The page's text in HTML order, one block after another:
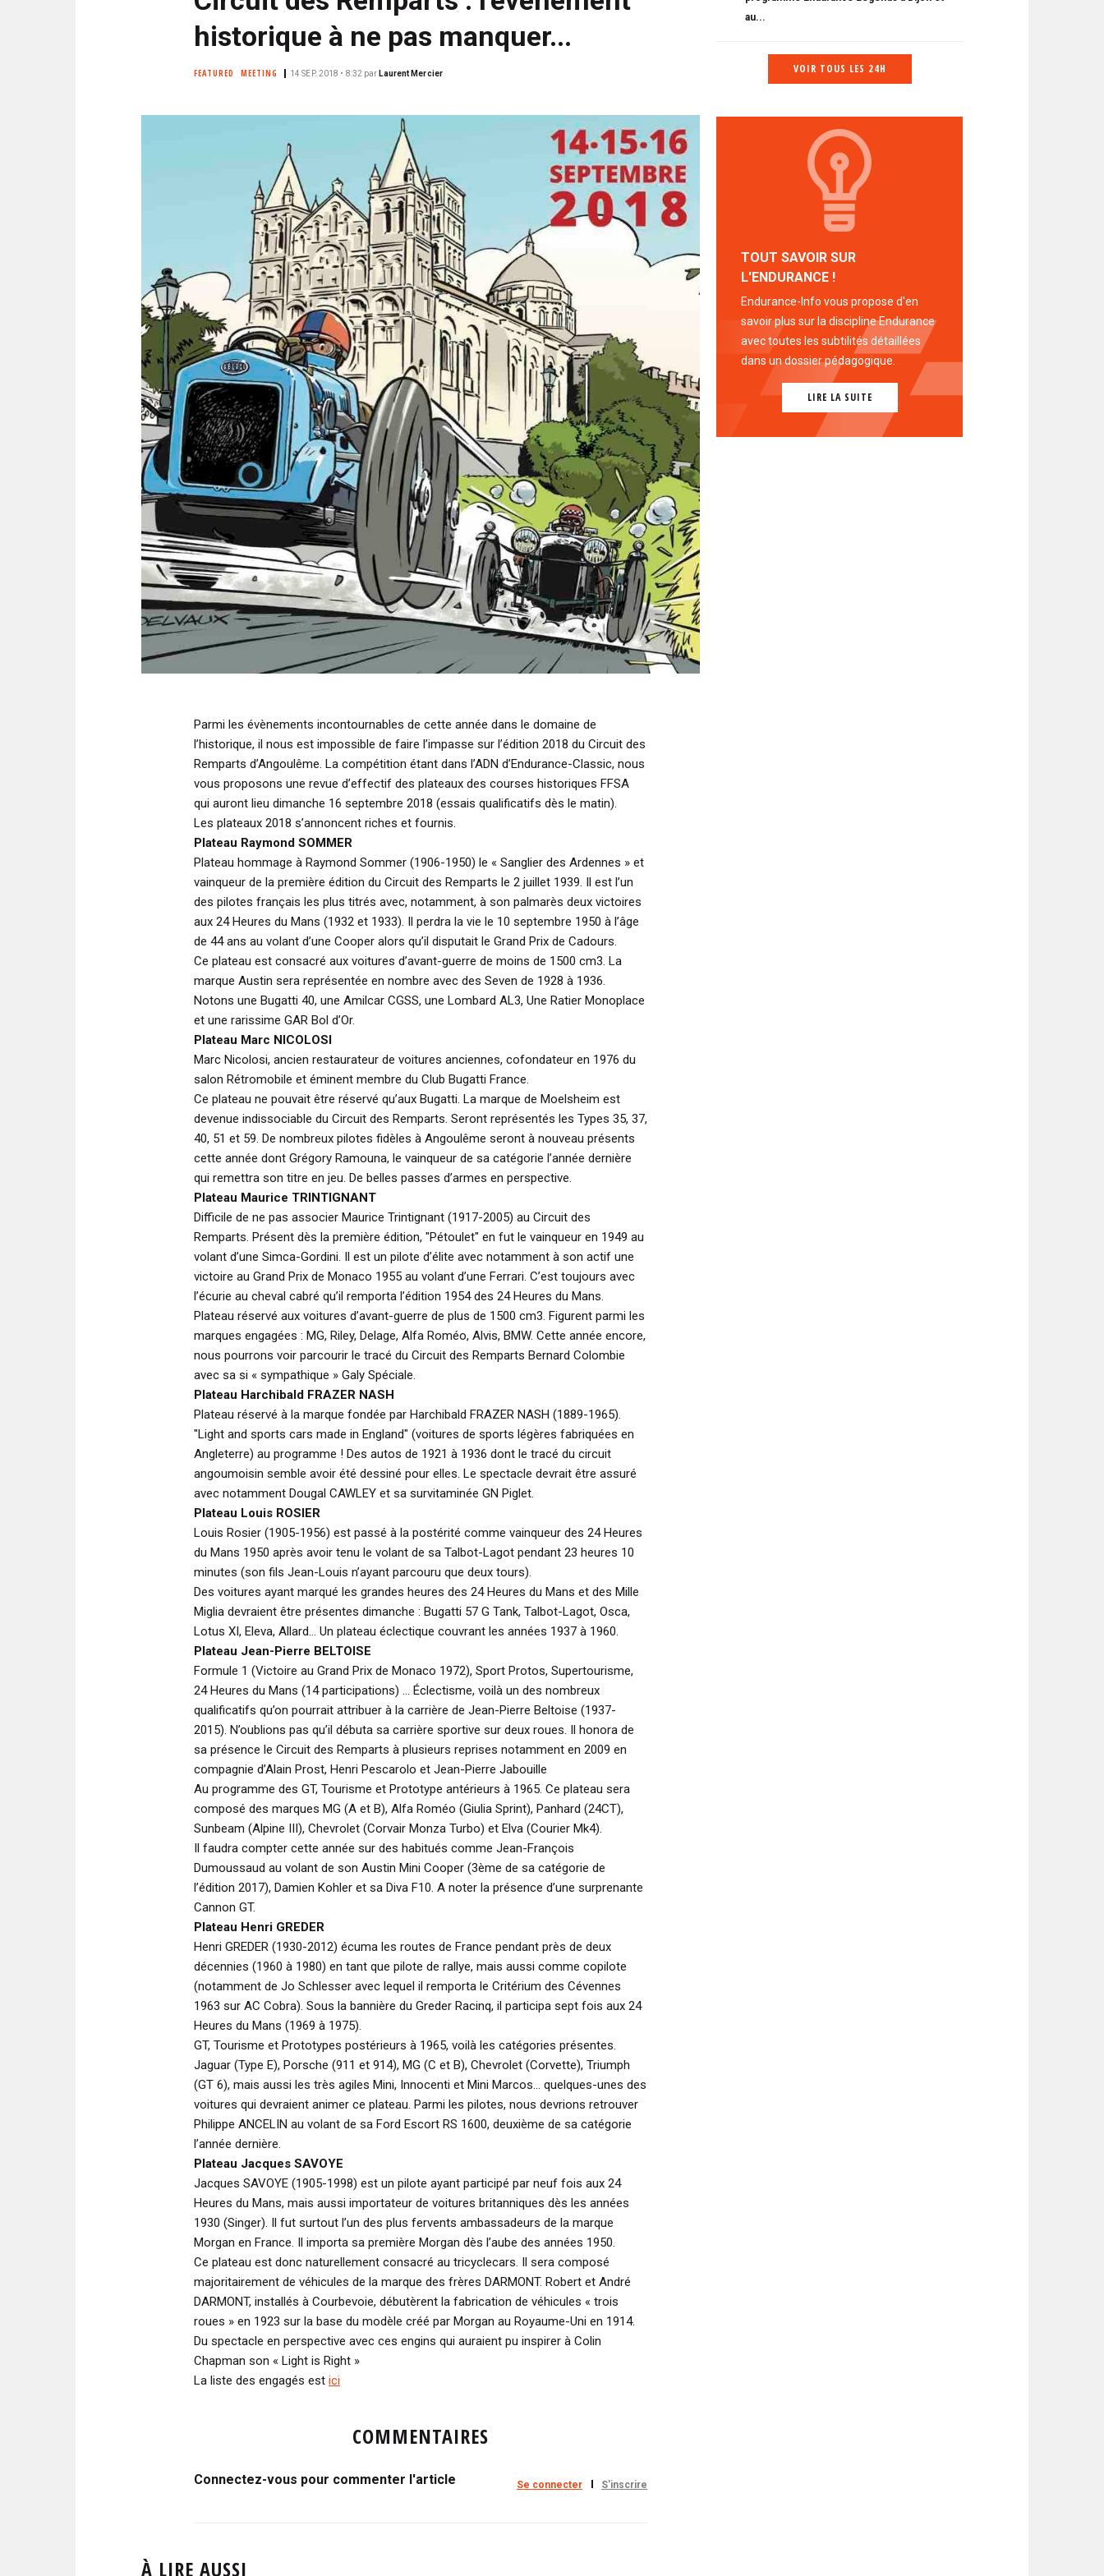
historique à ne pas manquer...
FEATURED MEETING 14 SEP. 2018 • 8:32 par Laurent Mercier
Parmi les évènements incontournables de cette année dans le domaine de
l’historique, il nous est impossible de faire l’impasse sur l’édition 2018 du Circuit des
Remparts d’Angoulême. La compétition étant dans l’ADN d’Endurance-Classic, nous
vous proposons une revue d’effectif des plateaux des courses historiques FFSA
qui auront lieu dimanche 16 septembre 2018 (essais qualificatifs dès le matin).
Les plateaux 2018 s’annoncent riches et fournis.
Plateau Raymond SOMMER
Plateau hommage à Raymond Sommer (1906-1950) le « Sanglier des Ardennes » et
vainqueur de la première édition du Circuit des Remparts le 2 juillet 1939. Il est l’un
des pilotes français les plus titrés avec, notamment, à son palmarès deux victoires
aux 24 Heures du Mans (1932 et 1933). Il perdra la vie le 10 septembre 1950 à l’âge
de 44 ans au volant d’une Cooper alors qu’il disputait le Grand Prix de Cadours.
Ce plateau est consacré aux voitures d’avant-guerre de moins de 1500 cm3. La
marque Austin sera représentée en nombre avec des Seven de 1928 à 1936.
Notons une Bugatti 40, une Amilcar CGSS, une Lombard AL3, Une Ratier Monoplace
et une rarissime GAR Bol d’Or.
Plateau Marc NICOLOSI
Marc Nicolosi, ancien restaurateur de voitures anciennes, cofondateur en 1976 du
salon Rétromobile et éminent membre du Club Bugatti France.
Ce plateau ne pouvait être réservé qu’aux Bugatti. La marque de Moelsheim est
devenue indissociable du Circuit des Remparts. Seront représentés les Types 35, 37,
40, 51 et 59. De nombreux pilotes fidèles à Angoulême seront à nouveau présents
cette année dont Grégory Ramouna, le vainqueur de sa catégorie l’année dernière
qui remettra son titre en jeu. De belles passes d’armes en perspective.
Plateau Maurice TRINTIGNANT
Difficile de ne pas associer Maurice Trintignant (1917-2005) au Circuit des
Remparts. Présent dès la première édition, "Pétoulet" en fut le vainqueur en 1949 au
volant d’une Simca-Gordini. Il est un pilote d’élite avec notamment à son actif une
victoire au Grand Prix de Monaco 1955 au volant d’une Ferrari. C’est toujours avec
l’écurie au cheval cabré qu’il remporta l’édition 1954 des 24 Heures du Mans.
Plateau réservé aux voitures d’avant-guerre de plus de 1500 cm3. Figurent parmi les
marques engagées : MG, Riley, Delage, Alfa Roméo, Alvis, BMW. Cette année encore,
nous pourrons voir parcourir le tracé du Circuit des Remparts Bernard Colombie
avec sa si « sympathique » Galy Spéciale.
Plateau Harchibald FRAZER NASH
Plateau réservé à la marque fondée par Harchibald FRAZER NASH (1889-1965).
"Light and sports cars made in England" (voitures de sports légères fabriquées en
Angleterre) au programme ! Des autos de 1921 à 1936 dont le tracé du circuit
angoumoisin semble avoir été dessiné pour elles. Le spectacle devrait être assuré
avec notamment Dougal CAWLEY et sa survitaminée GN Piglet.
Plateau Louis ROSIER
Louis Rosier (1905-1956) est passé à la postérité comme vainqueur des 24 Heures
du Mans 1950 après avoir tenu le volant de sa Talbot-Lagot pendant 23 heures 10
minutes (son fils Jean-Louis n’ayant parcouru que deux tours).
Des voitures ayant marqué les grandes heures des 24 Heures du Mans et des Mille
Miglia devraient être présentes dimanche : Bugatti 57 G Tank, Talbot-Lagot, Osca,
Lotus XI, Eleva, Allard… Un plateau éclectique couvrant les années 1937 à 1960.
Plateau Jean-Pierre BELTOISE
Formule 1 (Victoire au Grand Prix de Monaco 1972), Sport Protos, Supertourisme,
24 Heures du Mans (14 participations) … Éclectisme, voilà un des nombreux
qualificatifs qu’on pourrait attribuer à la carrière de Jean-Pierre Beltoise (1937-
2015). N’oublions pas qu’il débuta sa carrière sportive sur deux roues. Il honora de
sa présence le Circuit des Remparts à plusieurs reprises notamment en 2009 en
compagnie d’Alain Prost, Henri Pescarolo et Jean-Pierre Jabouille
Au programme des GT, Tourisme et Prototype antérieurs à 1965. Ce plateau sera
composé des marques MG (A et B), Alfa Roméo (Giulia Sprint), Panhard (24CT),
Sunbeam (Alpine III), Chevrolet (Corvair Monza Turbo) et Elva (Courier Mk4).
Il faudra compter cette année sur des habitués comme Jean-François
Dumoussaud au volant de son Austin Mini Cooper (3ème de sa catégorie de
l’édition 2017), Damien Kohler et sa Diva F10. A noter la présence d’une surprenante
Cannon GT.
Plateau Henri GREDER
Henri GREDER (1930-2012) écuma les routes de France pendant près de deux
décennies (1960 à 1980) en tant que pilote de rallye, mais aussi comme copilote
(notamment de Jo Schlesser avec lequel il remporta le Critérium des Cévennes
1963 sur AC Cobra). Sous la bannière du Greder Racinq, il participa sept fois aux 24
Heures du Mans (1969 à 1975).
GT, Tourisme et Prototypes postérieurs à 1965, voilà les catégories présentes.
Jaguar (Type E), Porsche (911 et 914), MG (C et B), Chevrolet (Corvette), Triumph
(GT 6), mais aussi les très agiles Mini, Innocenti et Mini Marcos… quelques-unes des
voitures qui devraient animer ce plateau. Parmi les pilotes, nous devrions retrouver
Philippe ANCELIN au volant de sa Ford Escort RS 1600, deuxième de sa catégorie
l’année dernière.
Plateau Jacques SAVOYE
Jacques SAVOYE (1905-1998) est un pilote ayant participé par neuf fois aux 24
Heures du Mans, mais aussi importateur de voitures britanniques dès les années
1930 (Singer). Il fut surtout l’un des plus fervents ambassadeurs de la marque
Morgan en France. Il importa sa première Morgan dès l’aube des années 1950.
Ce plateau est donc naturellement consacré au tricyclecars. Il sera composé
majoritairement de véhicules de la marque des frères DARMONT. Robert et André
DARMONT, installés à Courbevoie, débutèrent la fabrication de véhicules « trois
roues » en 1923 sur la base du modèle créé par Morgan au Royaume-Uni en 1914.
Du spectacle en perspective avec ces engins qui auraient pu inspirer à Colin
Chapman son « Light is Right »
La liste des engagés est ici
COMMENTAIRES
Connectez-vous pour commenter l'article Se connecter S'inscrire
À LIRE AUSSI
au...
VOIR TOUS LES 24H
TOUT SAVOIR SUR
L'ENDURANCE !
Endurance-Info vous propose d'en
savoir plus sur la discipline Endurance
avec toutes les subtilités détaillées
dans un dossier pédagogique.
LIRE LA SUITE